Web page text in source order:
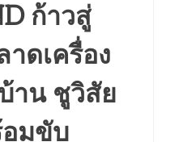
ก้าวสู่
ดเครื่อง
าน ชูวิสัย
มขับ